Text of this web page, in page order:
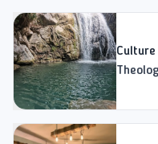
Culture